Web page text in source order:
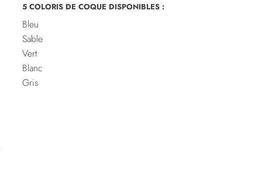
5 COLORIS DE COQUE DISPONIBLES :
Bleu
Sable
Vert
Blanc
Gris